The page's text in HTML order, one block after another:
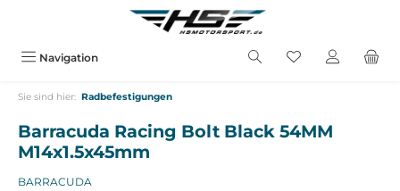
Navigation
Sie sind hier: Radbefestigungen
Barracuda Racing Bolt Black 54MM
M14x1.5x45mm
BARRACUDA